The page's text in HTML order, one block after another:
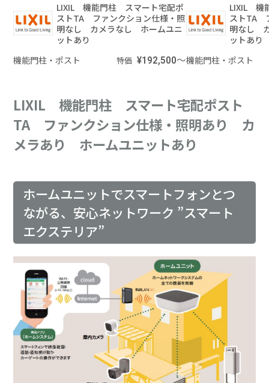
LIXIL 機能門柱 スマート宅配ポ
ストTA ファンクション仕様・照
明なし カメラなし ホームユニ
ットあり
機能門柱・ポスト
特価 ¥192,500～
LIXIL 機
ストTA
明なし
ットあり
機能門柱・ポスト
LIXIL 機能門柱 スマート宅配ポスト
TA ファンクション仕様・照明あり カ
メラあり ホームユニットあり
ホームユニットでスマートフォンとつ
ながる、安心ネットワーク ”スマート
エクステリア”